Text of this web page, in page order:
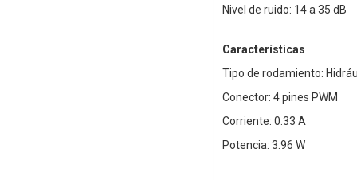
Nivel de ruido: 14 a 35 dB
Características
Tipo de rodamiento:
Conector: 4 pines PWM
Corriente: 0.33 A
Potencia: 3.96 W